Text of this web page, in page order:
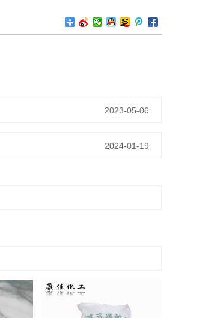
2023-05-06
2024-01-19